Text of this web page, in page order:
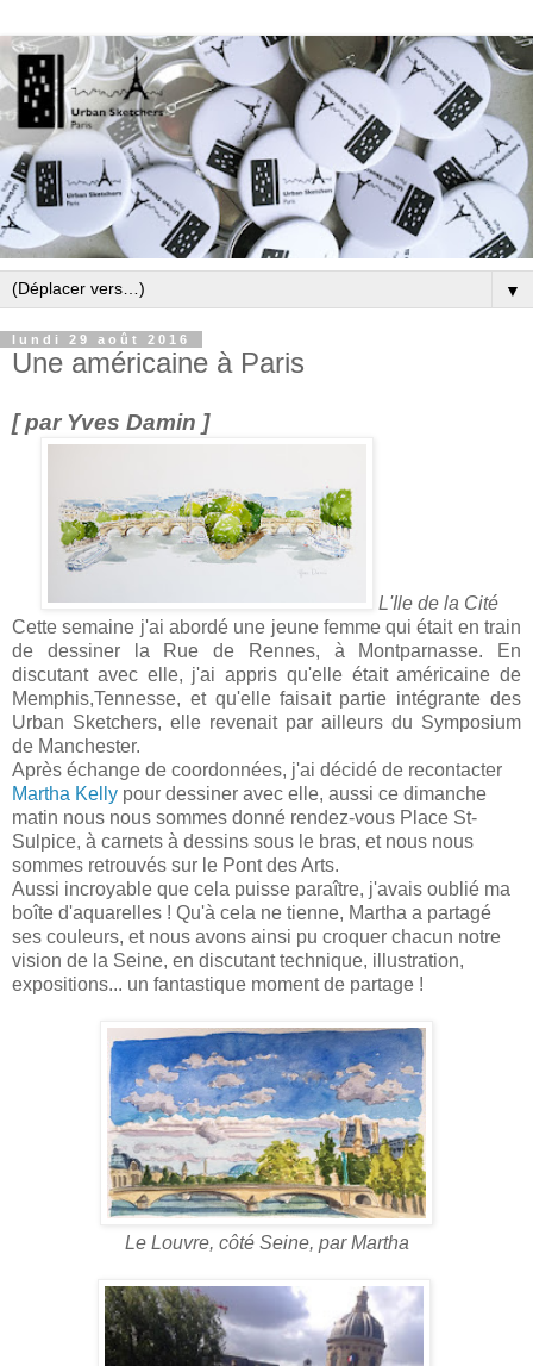
▼
lundi 29 août 2016
Une américaine à Paris
[ par Yves Damin ]
L'Ile de la Cité
Cette semaine j'ai abordé une jeune femme qui était en train
de dessiner la Rue de Rennes, à Montparnasse. En
discutant avec elle, j'ai appris qu'elle était américaine de
Memphis,Tennesse, et qu'elle faisait partie intégrante des
Urban Sketchers, elle revenait par ailleurs du Symposium
de Manchester.
Après échange de coordonnées, j'ai décidé de recontacter
Martha Kelly pour dessiner avec elle, aussi ce dimanche
matin nous nous sommes donné rendez-vous Place St-
Sulpice, à carnets à dessins sous le bras, et nous nous
sommes retrouvés sur le Pont des Arts.
Aussi incroyable que cela puisse paraître, j'avais oublié ma
boîte d'aquarelles ! Qu'à cela ne tienne, Martha a partagé
ses couleurs, et nous avons ainsi pu croquer chacun notre
vision de la Seine, en discutant technique, illustration,
expositions... un fantastique moment de partage !
Le Louvre, côté Seine, par Martha